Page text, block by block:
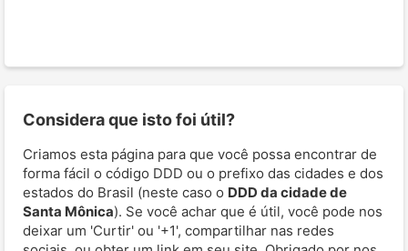
Considera que isto foi útil?
Criamos esta página para que você possa encontrar de
forma fácil o código DDD ou o prefixo das cidades e dos
estados do Brasil (neste caso o DDD da cidade de
Santa Mônica). Se você achar que é útil, você pode nos
deixar um 'Curtir' ou '+1', compartilhar nas redes